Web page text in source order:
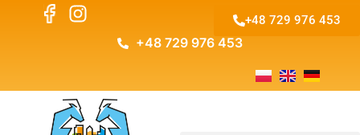
+48 729 976 453
+48 729 976 453